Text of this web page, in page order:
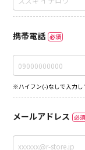
携帯電話 必須
※ハイフン(-)なしで入力し
メールアドレス 必須